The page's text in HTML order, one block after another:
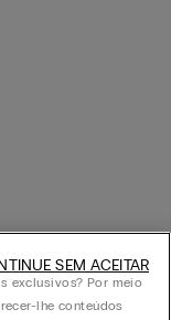
exclusivos? Por meio
lhe conteúdos
SEM ACEITAR